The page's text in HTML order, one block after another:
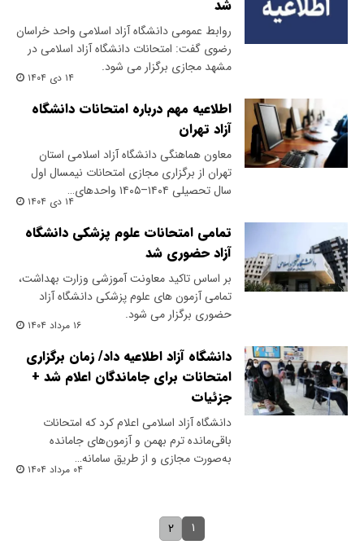
شد
روابط عمومی دانشگاه آزاد اسلامی واحد خراسان
رضوی گفت: امتحانات دانشگاه آزاد اسلامی در
مشهد مجازی برگزار می شود.
۱۴ دی ۱۴۰۴
اطلاعیه مهم درباره امتحانات دانشگاه
آزاد تهران
معاون هماهنگی دانشگاه آزاد اسلامی استان
تهران از برگزاری مجازی امتحانات نیمسال اول
سال تحصیلی ۱۴۰۴–۱۴۰۵ واحدهای…
۱۴ دی ۱۴۰۴
تمامی امتحانات علوم پزشکی دانشگاه
آزاد حضوری شد
بر اساس تاکید معاونت آموزشی وزارت بهداشت،
تمامی آزمون های علوم پزشکی دانشگاه آزاد
حضوری برگزار می شود.
۱۶ مرداد ۱۴۰۴
دانشگاه آزاد اطلاعیه داد/ زمان برگزاری
امتحانات برای جاماندگان اعلام شد +
جزئیات
دانشگاه آزاد اسلامی اعلام کرد که امتحانات
باقی‌مانده ترم بهمن و آزمون‌های جامانده
به‌صورت مجازی و از طریق سامانه…
۰۴ مرداد ۱۴۰۴
۱ ۲